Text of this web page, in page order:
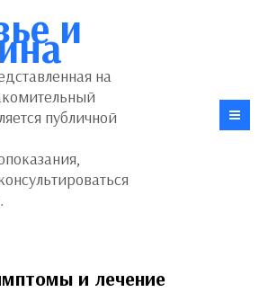
и
на
публичной
и лечение